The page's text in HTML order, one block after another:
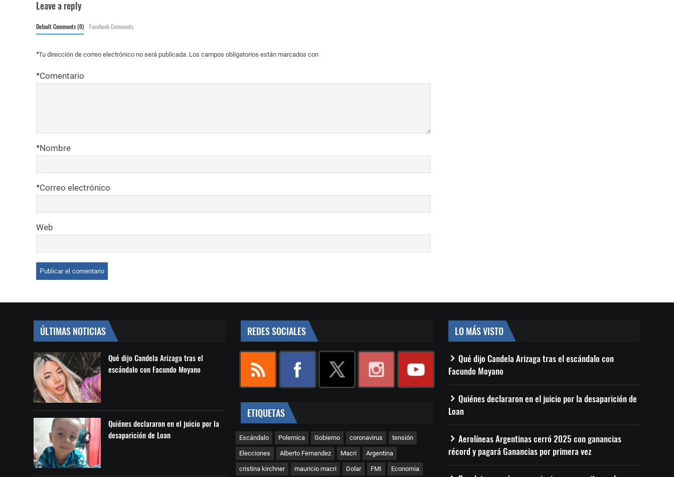
Leave a reply
Default Comments (0) Facebook Comments
Tu dirección de correo electrónico no será publicada. Los campos obligatorios están marcados con
*
Comentario
*
Nombre
*
Correo electrónico
*
Web
ÚLTIMAS NOTICIAS
Qué dijo Candela Arizaga tras el
escándalo con Facundo Moyano
Quiénes declararon en el juicio por la
desaparición de Loan
REDES SOCIALES
ETIQUETAS
Escándalo Polemica Gobierno coronavirus tensión
Elecciones Alberto Fernandez Macri Argentina
cristina kirchner mauricio macri Dolar FMI Economia
LO MÁS VISTO
Qué dijo Candela Arizaga tras el escándalo con
Facundo Moyano
Quiénes declararon en el juicio por la desaparición de
Loan
Aerolíneas Argentinas cerró 2025 con ganancias
récord y pagará Ganancias por primera vez